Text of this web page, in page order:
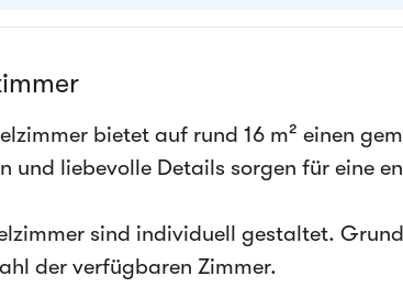
bietet auf rund 16 m² einen
und liebevolle Details sorgen für eine
sind individuell gestaltet.
der verfügbaren Zimmer.